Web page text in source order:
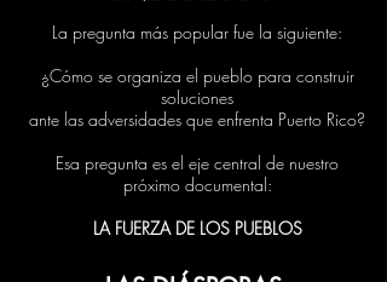
La pregunta más popular fue la siguiente:
¿Cómo se organiza el pueblo para construir
soluciones
ante las adversidades que enfrenta Puerto Rico?
Esa pregunta es el eje central de nuestro
próximo documental:
LA FUERZA DE LOS PUEBLOS